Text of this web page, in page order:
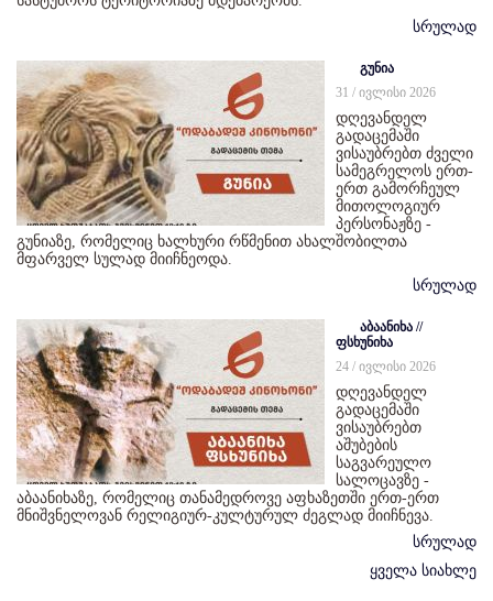
სრულად
გუნია
31 / ივლისი 2026
დღევანდელ
გადაცემაში
ვისაუბრებთ ძველი
სამეგრელოს ერთ-
ერთ გამორჩეულ
მითოლოგიურ
პერსონაჟზე -
გუნიაზე, რომელიც ხალხური რწმენით ახალშობილთა
მფარველ სულად მიიჩნეოდა.
სრულად
აბაანიხა //
ფსხუნიხა
24 / ივლისი 2026
დღევანდელ
გადაცემაში
ვისაუბრებთ
აშუბების
საგვარეულო
სალოცავზე -
აბაანიხაზე, რომელიც თანამედროვე აფხაზეთში ერთ-ერთ
მნიშვნელოვან რელიგიურ-კულტურულ ძეგლად მიიჩნევა.
სრულად
ყველა სიახლე